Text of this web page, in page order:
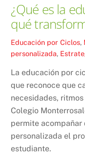
¿Qué es la
qué
Educación por Ciclos,
personalizada,
La educación por
que reconoce que
necesidades,
Colegio
permite acompañar
personalizada el
estudiante.